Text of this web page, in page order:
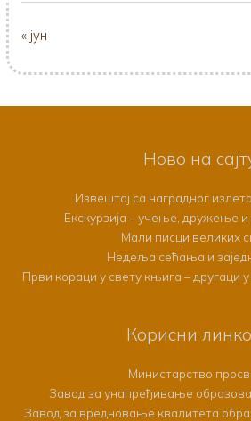
« јун
Ново на
Извештај са наградног
Екскурзија – учење, дружење и
Мали писци великих
Недеља сећања и
Први кораци у свету књига – другаци
Корисни
Министарство
Завод за унапређивање
Завод за вредновање квалитета